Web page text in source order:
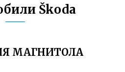
Škoda
МАГНИТОЛА